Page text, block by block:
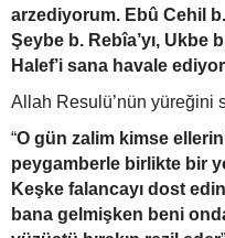
arzediyorum. Ebû Cehil b.
Şeybe b. Rebîa’yı, Ukbe
Halef’i sana havale
Allah Resulü’nün yüreğini
“O gün zalim kimse
peygamberle birlikte bir
Keşke falancayı dost
bana gelmişken beni